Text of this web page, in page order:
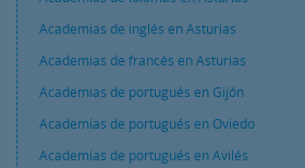
Academias de inglés en Asturias
Academias de francés en Asturias
Academias de portugués en Gijón
Academias de portugués en Oviedo
Academias de portugués en Avilés